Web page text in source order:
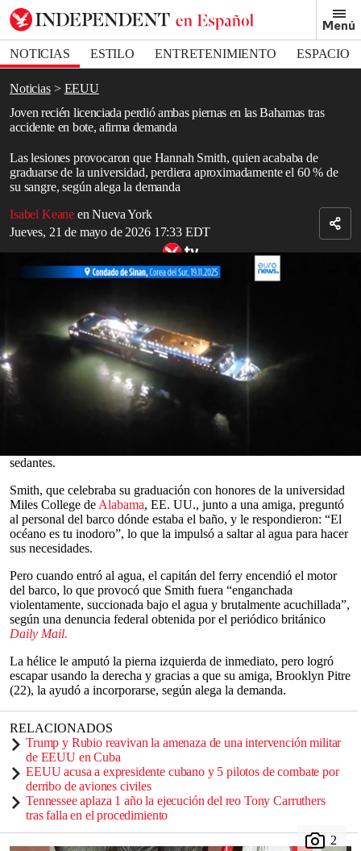
Menú
NOTICIAS ESTILO ENTRETENIMIENTO
ESPACIO
DEPORTES
Noticias
EEUU
Joven recién licenciada perdió ambas piernas en las Bahamas tras
accidente en bote, afirma demanda
Las lesiones provocaron que Hannah Smith, quien acababa de
graduarse de la universidad, perdiera aproximadamente el 60 % de
su sangre, según alega la demanda
Isabel Keane en Nueva York
Jueves, 21 de mayo de 2026 17:33 EDT
Bookmark popover
Removed from bookmarks
Close popover
seconds
Varios heridos leves en Corea del Sur tras un accidente de barco
Una joven recién graduada de la universidad sufrió la
violenta de ambas piernas a causa de la hélice de un barco, después
de
saltar por la bordaen estado de embriaguez animada por la
tripulación de la embarcación turística, según alega una demanda.
Hannah Smith (22) afirma que el personal del bar de un ferry
catamarán que la llevaba en una excursión de un día a la playa de
crucero de Carnival
sedantes.
Smith, que celebraba su graduación con honores de la universidad
Miles College de Alabama, EE. UU., junto a una amiga, preguntó
al personal del barco dónde estaba el baño, y le respondieron: “El
océano es tu inodoro”, lo que la impulsó a saltar al agua para hacer
sus necesidades.
Pero cuando entró al agua, el capitán del ferry encendió el motor
del barco, lo que provocó que Smith fuera “enganchada
violentamente, succionada bajo el agua y brutalmente acuchillada”,
según una denuncia federal obtenida por el periódico británico
Daily Mail.
La hélice le amputó la pierna izquierda de inmediato, pero logró
escapar usando la derecha y gracias a que su amiga, Brooklyn Pitre
(22), la ayudó a incorporarse, según alega la demanda.
RELACIONADOS
Trump y Rubio reavivan la amenaza de una intervención militar
de EEUU en Cuba
EEUU acusa a expresidente cubano y 5 pilotos de combate por
derribo de aviones civiles
Tennessee aplaza 1 año la ejecución del reo Tony Carruthers
tras falla en el procedimiento